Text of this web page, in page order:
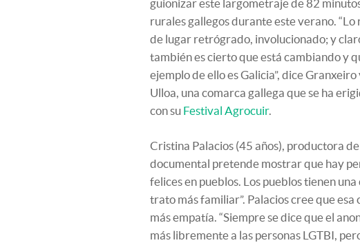
guionizar este largometraje de 82
rurales gallegos durante este verano.
de lugar retrógrado, involucionado; y
también es cierto que está cambiando y
ejemplo de ello es Galicia”, dice
Ulloa, una comarca gallega que se ha
con su Festival Agrocuir.
Cristina Palacios (45 años), productora de
documental pretende mostrar que hay
felices en pueblos. Los pueblos tienen
trato más familiar”. Palacios cree que
más empatía. “Siempre se dice que el
más libremente a las personas LGTBI,